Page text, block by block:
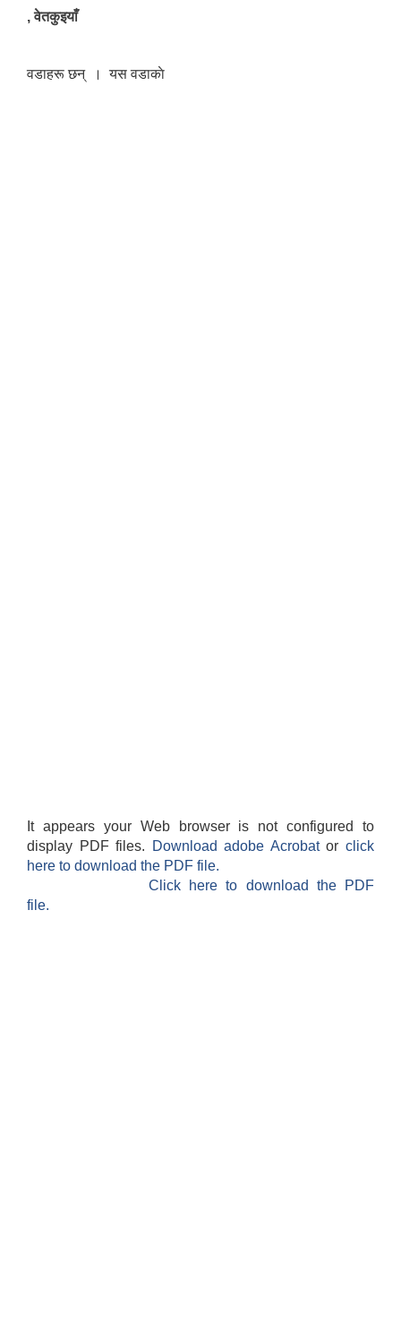
, वेतकुइयाँ
वडाहरू छन् ​ । यस वडाकाे
It appears your Web browser is not configured to
display PDF files.
Download adobe Acrobatorclick
here to download the PDF file.
Click here to download the PDF
file.